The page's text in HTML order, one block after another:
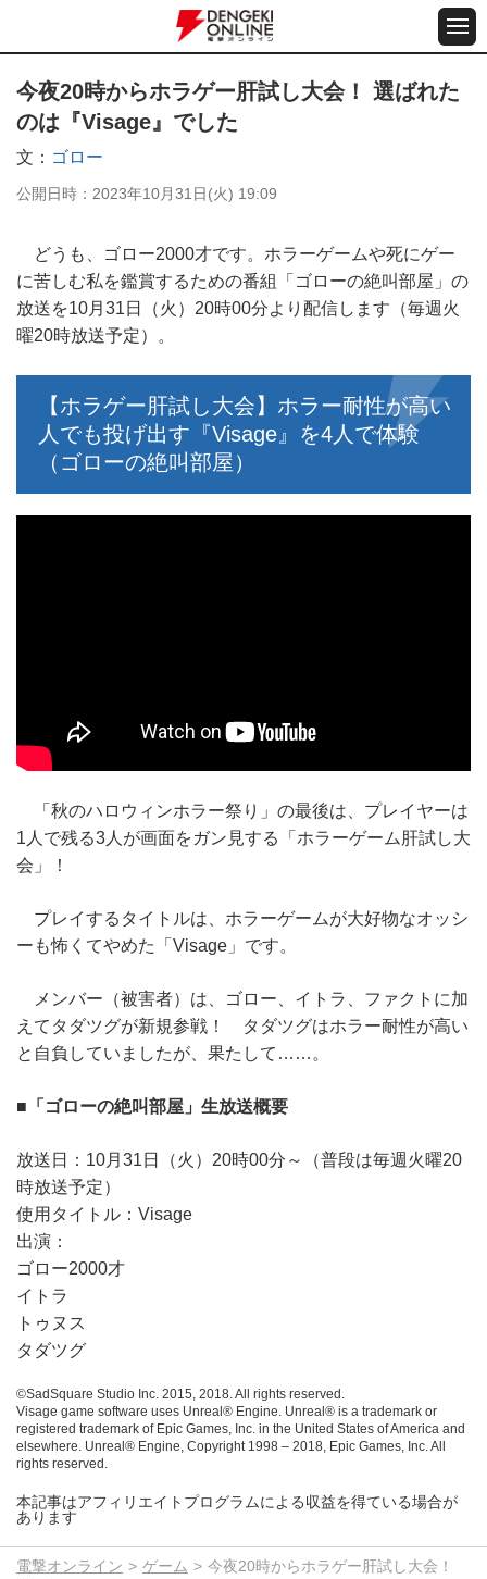
今夜20時からホラゲー肝試し大会！ 選ばれた
のは『Visage』でした
文 ゴロー
公開日時 2023年10月31日(火) 19:09
どうも、ゴロー2000才です。ホラーゲームや死にゲー
に苦しむ私を鑑賞するための番組「ゴローの絶叫部屋」の
放送を10月31日（火）20時00分より配信します（毎週火
曜20時放送予定）。
【ホラゲー肝試し大会】ホラー耐性が高い
人でも投げ出す『Visage』を4人で体験
（ゴローの絶叫部屋）
「秋のハロウィンホラー祭り」の最後は、プレイヤーは
1人で残る3人が画面をガン見する「ホラーゲーム肝試し大
会」！
プレイするタイトルは、ホラーゲームが大好物なオッシ
ーも怖くてやめた「Visage」です。
メンバー（被害者）は、ゴロー、イトラ、ファクトに加
えてタダツグが新規参戦！ タダツグはホラー耐性が高い
と自負していましたが、果たして……。
■「ゴローの絶叫部屋」生放送概要
放送日：10月31日（火）20時00分～（普段は毎週火曜20
時放送予定）
使用タイトル：Visage
出演：
ゴロー2000才
イトラ
トゥヌス
タダツグ
©SadSquare Studio Inc. 2015, 2018. All rights reserved.
Visage game software uses Unreal® Engine. Unreal® is a trademark or
registered trademark of Epic Games, Inc. in the United States of America and
elsewhere. Unreal® Engine, Copyright 1998 – 2018, Epic Games, Inc. All
rights reserved.
本記事はアフィリエイトプログラムによる収益を得ている場合が
あります
電撃オンライン ゲーム
今夜20時からホラゲー肝試し大会！